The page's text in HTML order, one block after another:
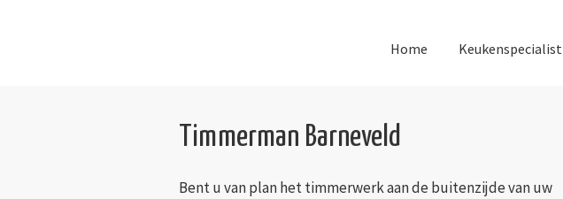
Home Keukenspecialist
Timmerman Barneveld
Bent u van plan het timmerwerk aan de buitenzijde van uw